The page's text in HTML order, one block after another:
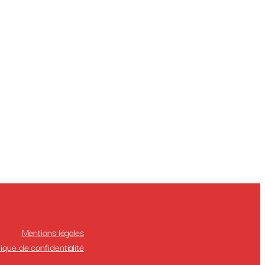
Mentions légales
de confidentialité